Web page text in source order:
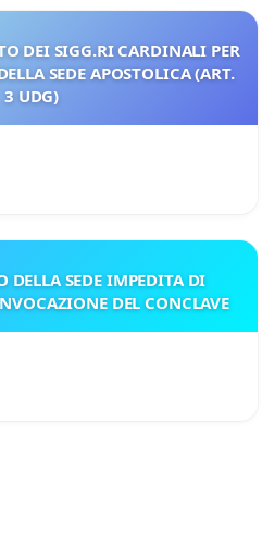
DEI SIGG.RI CARDINALI PER
SEDE APOSTOLICA (ART.
3 UDG)
DELLA SEDE IMPEDITA DI
DEL CONCLAVE